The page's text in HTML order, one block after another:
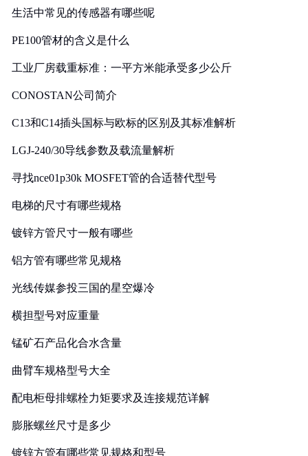
生活中常见的传感器有哪些呢
PE100管材的含义是什么
工业厂房载重标准：一平方米能承受多少公斤
CONOSTAN公司简介
C13和C14插头国标与欧标的区别及其标准解析
LGJ-240/30导线参数及载流量解析
寻找nce01p30k MOSFET管的合适替代型号
电梯的尺寸有哪些规格
镀锌方管尺寸一般有哪些
铝方管有哪些常见规格
光线传媒参投三国的星空爆冷
横担型号对应重量
锰矿石产品化合水含量
曲臂车规格型号大全
配电柜母排螺栓力矩要求及连接规范详解
膨胀螺丝尺寸是多少
镀锌方管有哪些常见规格和型号